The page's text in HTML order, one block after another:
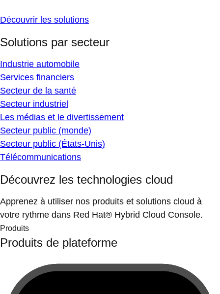
Découvrir les solutions
Solutions par secteur
Industrie automobile
Services financiers
Secteur de la santé
Secteur industriel
Les médias et le divertissement
Secteur public (monde)
Secteur public (États-Unis)
Télécommunications
Découvrez les technologies cloud
Apprenez à utiliser nos produits et solutions cloud à
votre rythme dans Red Hat® Hybrid Cloud Console.
Produits
Produits de plateforme